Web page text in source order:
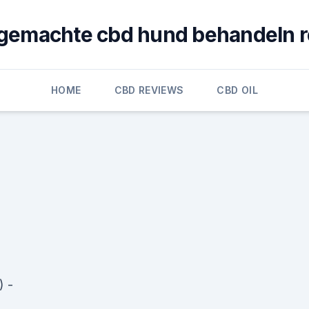
cbd hund behandeln
HOME CBD REVIEWS CBD OIL
-